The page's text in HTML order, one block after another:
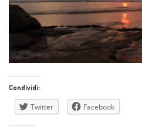
Condividi:
Twitter Facebook